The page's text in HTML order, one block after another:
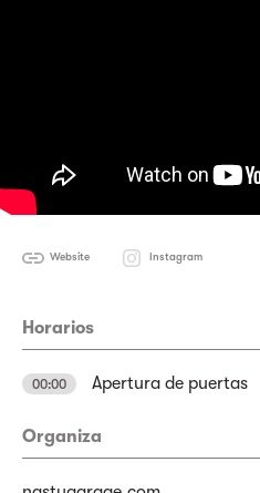
Website Instagram
Horarios
00:00 Apertura de puertas
Organiza